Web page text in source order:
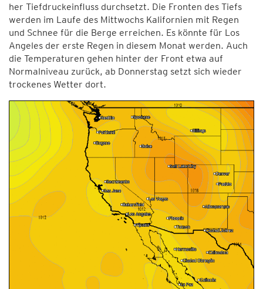
her Tiefdruckeinfluss durchsetzt. Die Fronten des Tiefs
werden im Laufe des Mittwochs Kalifornien mit Regen
und Schnee für die Berge erreichen. Es könnte für Los
Angeles der erste Regen in diesem Monat werden. Auch
die Temperaturen gehen hinter der Front etwa auf
Normalniveau zurück, ab Donnerstag setzt sich wieder
trockenes Wetter dort.